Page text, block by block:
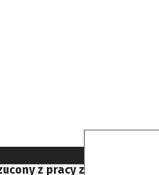
z pracy za zbyt dobre